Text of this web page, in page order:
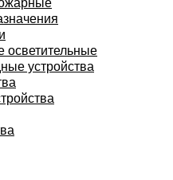
осветительные
устройства